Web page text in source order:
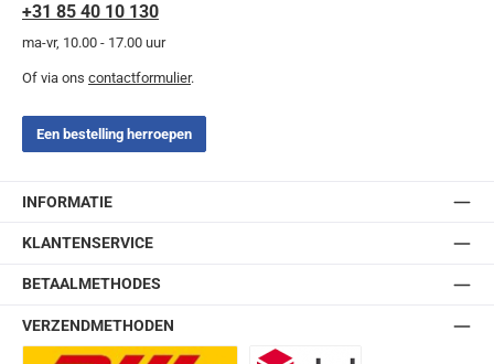
+31 85 40 10 130
ma-vr, 10.00 - 17.00 uur
Of via ons contactformulier.
Een bestelling herroepen
INFORMATIE
KLANTENSERVICE
BETAALMETHODES
VERZENDMETHODEN